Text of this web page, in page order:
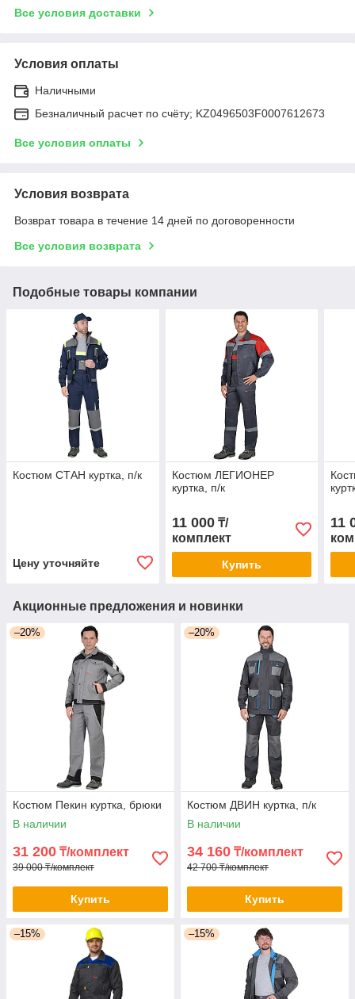
Все условия доставки
Условия оплаты
Наличными
Безналичный расчет по счёту; KZ0496503F0007612673
Все условия оплаты
Условия возврата
Возврат товара в течение 14 дней по договоренности
Все условия возврата
Подобные товары компании
Костюм СТАН куртка, п/к
Цену уточняйте
Костюм ЛЕГИОНЕР
куртка, п/к
11 000₸/
комплект
Купить
11
Акционные предложения и новинки
–20%
Костюм Пекин куртка, брюки
В наличии
31 200 ₸/комплект
39 000 ₸/комплект
Купить
–20%
Костюм ДВИН куртка, п/к
В наличии
34 160 ₸/комплект
42 700 ₸/комплект
Купить
–15% –15%